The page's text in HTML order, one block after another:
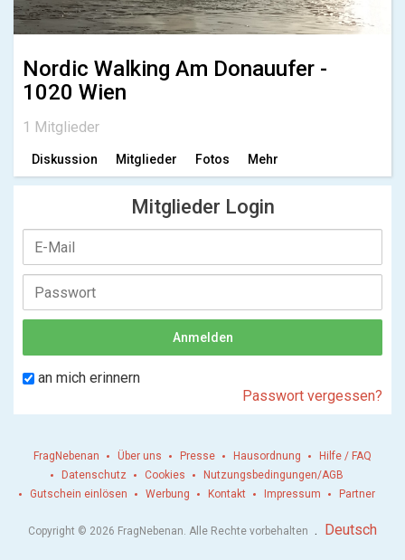
Nordic Walking Am Donauufer -
1020 Wien
1 Mitglieder
Diskussion Mitglieder Fotos Mehr
Mitglieder Login
an mich erinnern
Passwort vergessen?
FragNebenan Über uns Presse Hausordnung
Hilfe / FAQ
Datenschutz
Cookies
Nutzungsbedingungen/AGB
Gutschein einlösen
Werbung Kontakt Impressum Partner
Copyright © 2026 FragNebenan. Alle Rechte vorbehalten . Deutsch